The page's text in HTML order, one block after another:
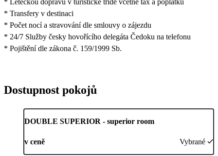
* Leteckou dopravu v turistické třídě včetně tax a poplatků
* Transfery v destinaci
* Počet nocí a stravování dle smlouvy o zájezdu
* 24/7 Služby česky hovořícího delegáta Čedoku na telefonu
* Pojištění dle zákona č. 159/1999 Sb.
Dostupnost pokojů
DOUBLE SUPERIOR - superior room
v ceně Vybrané